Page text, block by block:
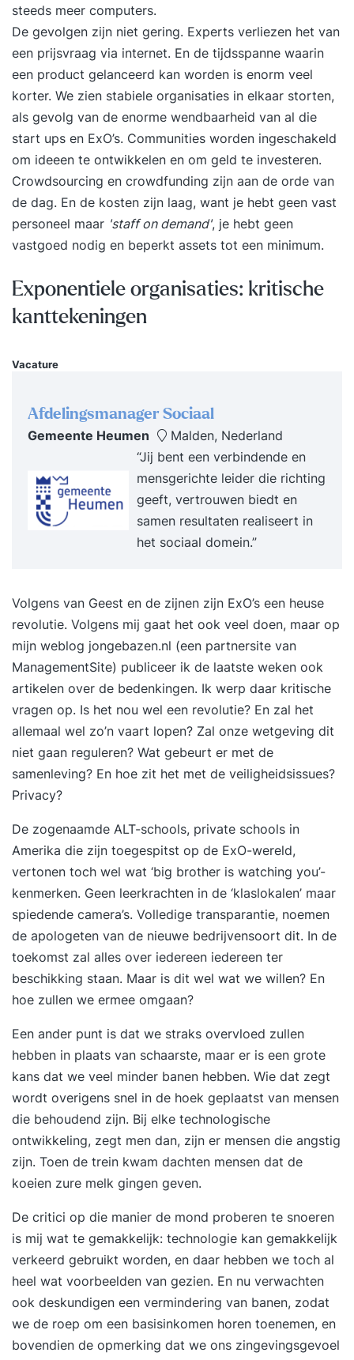
ondernemend gedrag vertonen? Wat zijn jouw
resultaat-, activiteiten- en gedragsdoelstellingen
in die situaties? Hoe ziet jouw gedrag als
succesfactor eruit? Passion - love. Waar hou ik
van? (drijfveren) Vision - create. Wat wil ik
creëren in de wereld? Mission - contribute. Wat
wil ik bijdragen? Ambition - achieve. Wat wil ik
bereiken? Role - become. Wat wil ik worden?
Welk gedrag wil je meer inzetten, welk gedrag
minder, wat voor nieuw gedrag wil je tonen en
van welk gedrag wil je afscheid nemen om zo
meer kansen te zien, te benutten en waarde te
creëren? Welke personal branding vloeit voort uit
het voorgaande die aansluit bij jouw specifieke
persoonlijke kwaliteit en kracht? Hoe blokkeer je
en hoe kun je dat ineffectieve gedrag
het omdenken jou bij het realiseren van je
doelen? Hoe doorloop jij bij tegenslag of
verandering de fasen van ontkenning, weerstand
en kansen zien naar proactiviteit? Wat zijn
vragen en/of klachten die jij krijgt van anderen en
hoe kun je die voorkomen door proactief
handelen? Hoe kun je jouw invloed en
Cialdini. Hoe vertaal je jouw sterke punten in
voordelen voor jouw omgeving? Hoe kun je jouw
gunfactor vergroten? Hoe maak je het verschil
met aansprekende resultaten? Verankering Na
afloop van de training ontvang je een bericht met
de meest belangrijke inzichten over het
onderwerp Proactief en ondernemend
gedrag. Daarnaast verto
steeds meer computers.
De gevolgen zijn niet gering. Experts verliezen het van
een prijsvraag via internet. En de tijdsspanne waarin
een product gelanceerd kan worden is enorm veel
korter. We zien stabiele organisaties in elkaar storten,
als gevolg van de enorme wendbaarheid van al die
start ups en ExO’s. Communities worden ingeschakeld
om ideeen te ontwikkelen en om geld te investeren.
Crowdsourcing en crowdfunding zijn aan de orde van
de dag. En de kosten zijn laag, want je hebt geen vast
personeel maar 'staff on demand', je hebt geen
vastgoed nodig en beperkt assets tot een minimum.
Exponentiele organisaties: kritische
kanttekeningen
Vacature
Afdelingsmanager Sociaal
Gemeente Heumen
Malden, Nederland
“Jij bent een verbindende en
mensgerichte leider die richting
geeft, vertrouwen biedt en
samen resultaten realiseert in
het sociaal domein.”
Volgens van Geest en de zijnen zijn ExO’s een heuse
revolutie. Volgens mij gaat het ook veel doen, maar op
mijn weblog jongebazen.nl (een partnersite van
ManagementSite) publiceer ik de laatste weken ook
artikelen over de bedenkingen. Ik werp daar kritische
vragen op. Is het nou wel een revolutie? En zal het
allemaal wel zo’n vaart lopen? Zal onze wetgeving dit
niet gaan reguleren? Wat gebeurt er met de
samenleving? En hoe zit het met de veiligheidsissues?
Privacy?
De zogenaamde ALT-schools, private schools in
Amerika die zijn toegespitst op de ExO-wereld,
vertonen toch wel wat ‘big brother is watching you’-
kenmerken. Geen leerkrachten in de ‘klaslokalen’ maar
spiedende camera’s. Volledige transparantie, noemen
de apologeten van de nieuwe bedrijvensoort dit. In de
toekomst zal alles over iedereen iedereen ter
beschikking staan. Maar is dit wel wat we willen? En
hoe zullen we ermee omgaan?
Een ander punt is dat we straks overvloed zullen
hebben in plaats van schaarste, maar er is een grote
kans dat we veel minder banen hebben. Wie dat zegt
wordt overigens snel in de hoek geplaatst van mensen
die behoudend zijn. Bij elke technologische
ontwikkeling, zegt men dan, zijn er mensen die angstig
zijn. Toen de trein kwam dachten mensen dat de
koeien zure melk gingen geven.
De critici op die manier de mond proberen te snoeren
is mij wat te gemakkelijk: technologie kan gemakkelijk
verkeerd gebruikt worden, en daar hebben we toch al
heel wat voorbeelden van gezien. En nu verwachten
ook deskundigen een vermindering van banen, zodat
we de roep om een basisinkomen horen toenemen, en
bovendien de opmerking dat we ons zingevingsgevoel